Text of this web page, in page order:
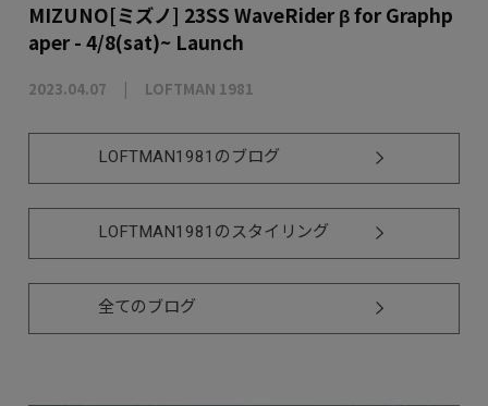
MIZUNO[ミズノ] 23SS WaveRider β for Graphp
aper - 4/8(sat)~ Launch
2023.04.07 LOFTMAN 1981
LOFTMAN1981のブログ
LOFTMAN1981のスタイリング
全てのブログ